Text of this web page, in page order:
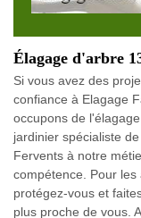
Élagage d'arbre
Si vous avez des
confiance à Elagage
occupons de
jardinier spécialiste
Fervents à notre
compétence. Pour
protégez-vous et
plus proche de vous.